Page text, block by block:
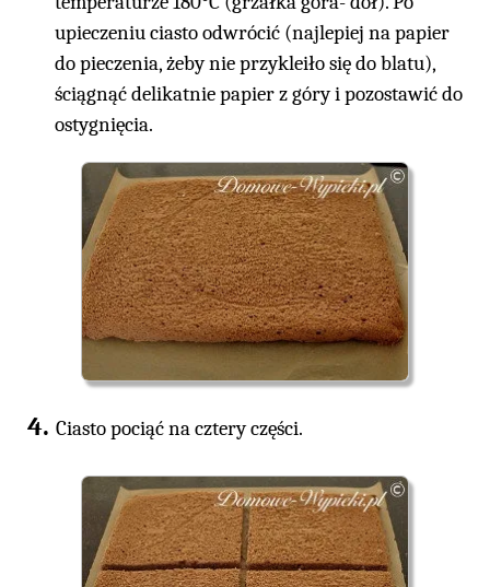
upieczeniu ciasto odwrócić (najlepiej na papier
do pieczenia, żeby nie przykleiło się do blatu),
ściągnąć delikatnie papier z góry i pozostawić do
ostygnięcia.
Ciasto pociąć na cztery części.